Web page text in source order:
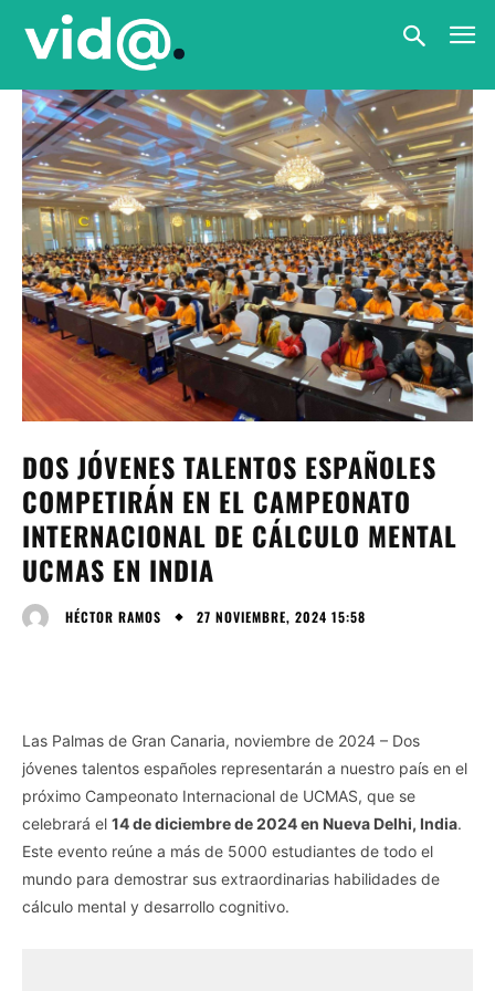
DOS JÓVENES TALENTOS ESPAÑOLES
COMPETIRÁN EN EL CAMPEONATO
INTERNACIONAL DE CÁLCULO MENTAL
UCMAS EN INDIA
HÉCTOR RAMOS 27 NOVIEMBRE, 2024 15:58
Las Palmas de Gran Canaria, noviembre de 2024 – Dos
jóvenes talentos españoles representarán a nuestro país en el
próximo Campeonato Internacional de UCMAS, que se
celebrará el 14 de diciembre de 2024 en Nueva Delhi, India.
Este evento reúne a más de 5000 estudiantes de todo el
mundo para demostrar sus extraordinarias habilidades de
cálculo mental y desarrollo cognitivo.